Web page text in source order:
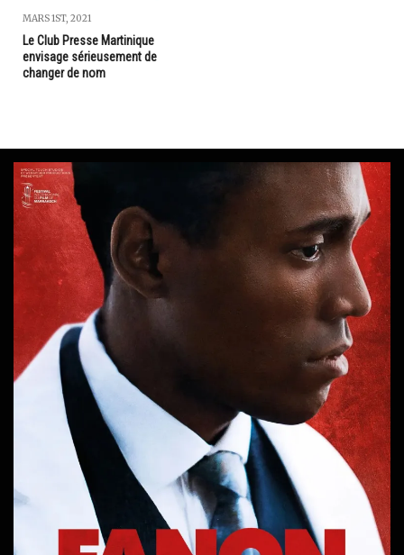
MARS 1ST, 2021
Le Club Presse Martinique
envisage sérieusement de
changer de nom